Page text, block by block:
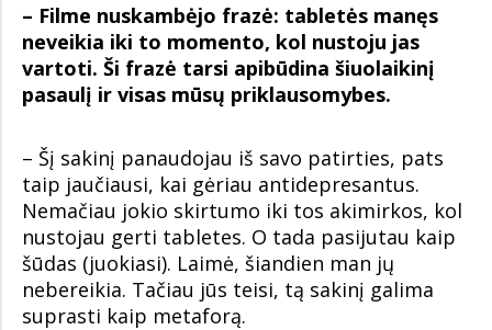
– Filme nuskambėjo frazė: tabletės manęs
neveikia iki to momento, kol nustoju jas
vartoti. Ši frazė tarsi apibūdina šiuolaikinį
pasaulį ir visas mūsų priklausomybes.
– Šį sakinį panaudojau iš savo patirties, pats
taip jaučiausi, kai gėriau antidepresantus.
Nemačiau jokio skirtumo iki tos akimirkos, kol
nustojau gerti tabletes. O tada pasijutau kaip
šūdas (juokiasi). Laimė, šiandien man jų
nebereikia. Tačiau jūs teisi, tą sakinį galima
suprasti kaip metaforą.